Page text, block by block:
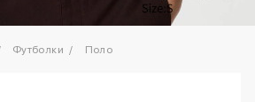
Футболки Поло